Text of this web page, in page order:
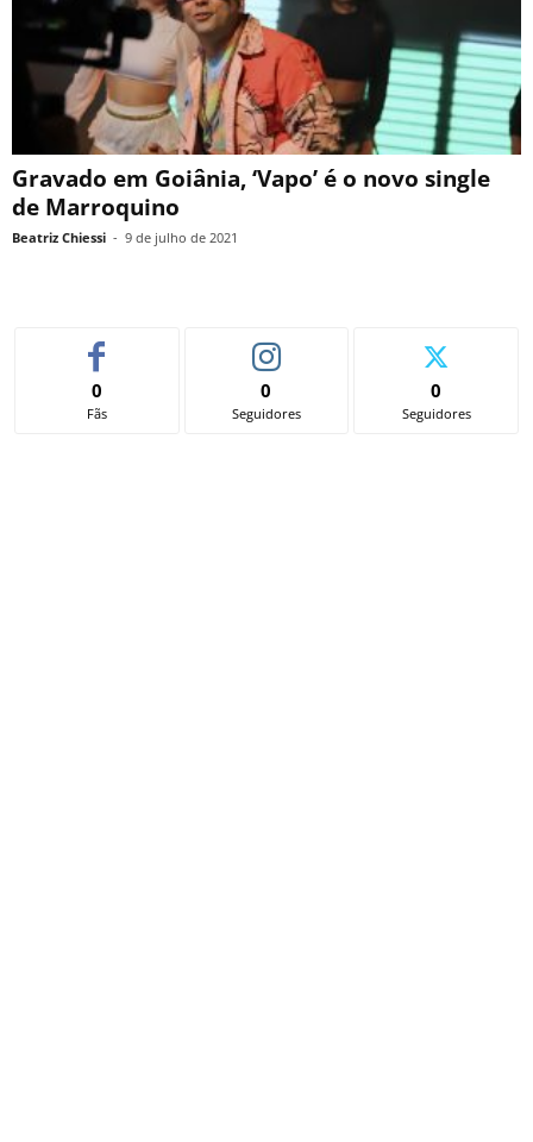
Gravado em Goiânia, ‘Vapo’ é o novo single
de Marroquino
Beatriz Chiessi - 9 de julho de 2021
0
Fãs
0
Seguidores
0
Seguidores